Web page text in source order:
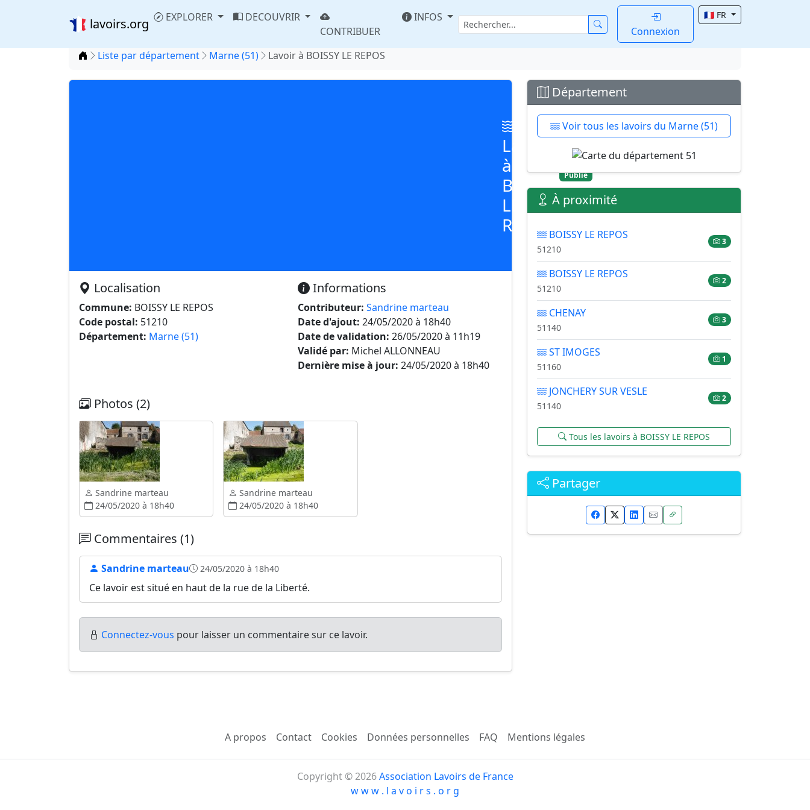
lavoirs.org EXPLORER
DECOUVRIR
CONTRIBUER
INFOS
Connexion
🇫🇷 FR
Accueil
Liste par département Marne (51) Lavoir à BOISSY LE REPOS
Lavoir
à
BOISSY
LE
REPOS
Publié
Localisation
Commune: BOISSY LE REPOS
Code postal: 51210
Département: Marne (51)
Informations
Contributeur: Sandrine marteau
Date d'ajout: 24/05/2020 à 18h40
Date de validation: 26/05/2020 à 11h19
Validé par: Michel ALLONNEAU
Dernière mise à jour: 24/05/2020 à 18h40
Photos (2)
Sandrine marteau
24/05/2020 à 18h40
Sandrine marteau
24/05/2020 à 18h40
Commentaires (1)
Sandrine marteau 24/05/2020 à 18h40
Ce lavoir est situé en haut de la rue de la Liberté.
Connectez-vous pour laisser un commentaire sur ce lavoir.
Département
Voir tous les lavoirs du Marne (51)
À proximité
BOISSY LE REPOS
51210
3
BOISSY LE REPOS
51210
2
CHENAY
51140
3
ST IMOGES
51160
1
JONCHERY SUR VESLE
51140
2
Tous les lavoirs à BOISSY LE REPOS
Partager
A propos Contact Cookies Données personnelles FAQ Mentions légales
Copyright © 2026Association Lavoirs de France
w w w . l a v o i r s . o r g